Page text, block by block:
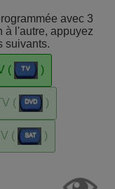
avec 3
à l'autre, appuyez
suivants.
( )
( )
( )